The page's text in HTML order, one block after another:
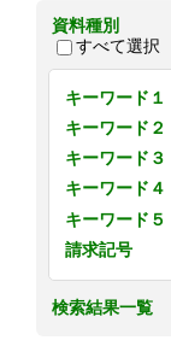
資料種別
すべて選択
キーワード１
キーワード２
キーワード３
キーワード４
キーワード５
請求記号
検索結果一覧